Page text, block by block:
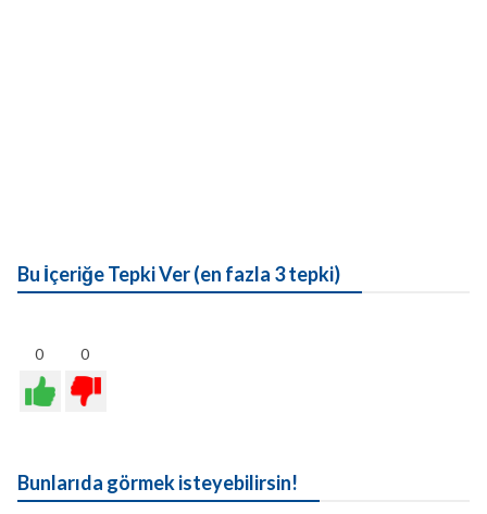
Bu İçeriğe Tepki Ver (en fazla 3 tepki)
0 0
Bunlarıda görmek isteyebilirsin!